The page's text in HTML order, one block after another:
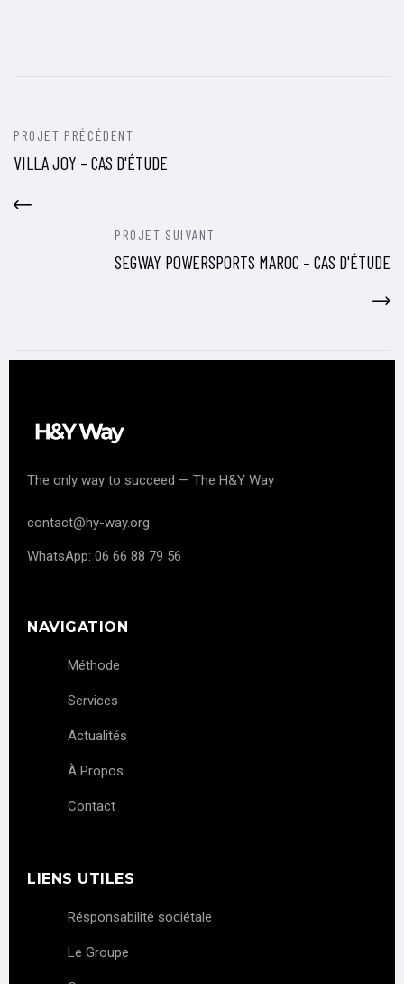
PROJET PRÉCÉDENT
VILLA JOY – CAS D'ÉTUDE
PROJET SUIVANT
SEGWAY POWERSPORTS MAROC – CAS D'ÉTUDE
The only way to succeed — The H&Y Way
contact@hy-way.org
WhatsApp: 06 66 88 79 56
NAVIGATION
Méthode
Services
Actualités
À Propos
Contact
LIENS UTILES
Résponsabilité sociétale
Le Groupe